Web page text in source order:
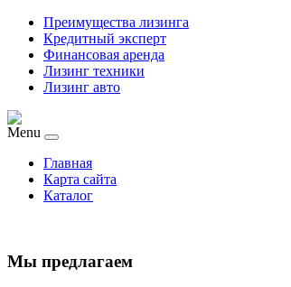
Преимущества лизинга
Кредитный эксперт
Финансовая аренда
Лизинг техники
Лизинг авто
Menu
Главная
Карта сайта
Каталог
Мы предлагаем